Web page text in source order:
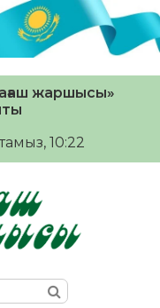
жаршысы»
10:22